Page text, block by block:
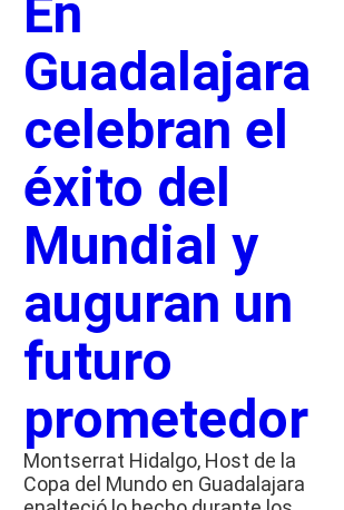
En
Guadalajara
celebran el
éxito del
Mundial y
auguran un
futuro
prometedor
Montserrat Hidalgo, Host de la
Copa del Mundo en Guadalajara